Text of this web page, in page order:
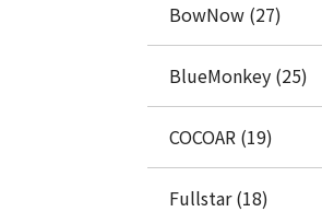
BowNow (27)
BlueMonkey (25)
COCOAR (19)
Fullstar (18)